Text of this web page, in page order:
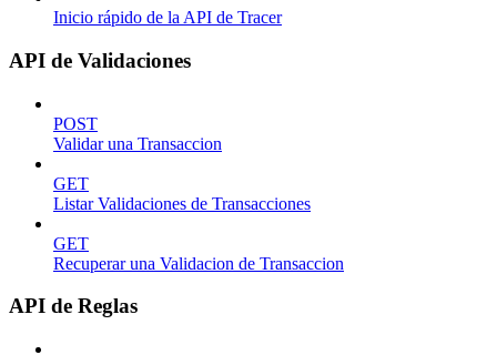
Inicio rápido de la API de Tracer
API de Validaciones
POST
Validar una Transaccion
GET
Listar Validaciones de Transacciones
GET
Recuperar una Validacion de Transaccion
API de Reglas